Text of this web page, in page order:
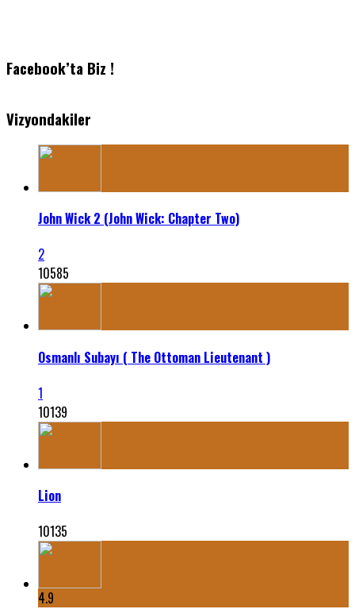
Facebook’ta Biz !
Vizyondakiler
John Wick 2 (John Wick: Chapter Two)
2
10585
Osmanlı Subayı ( The Ottoman Lieutenant )
1
10139
Lion
10135
4.9